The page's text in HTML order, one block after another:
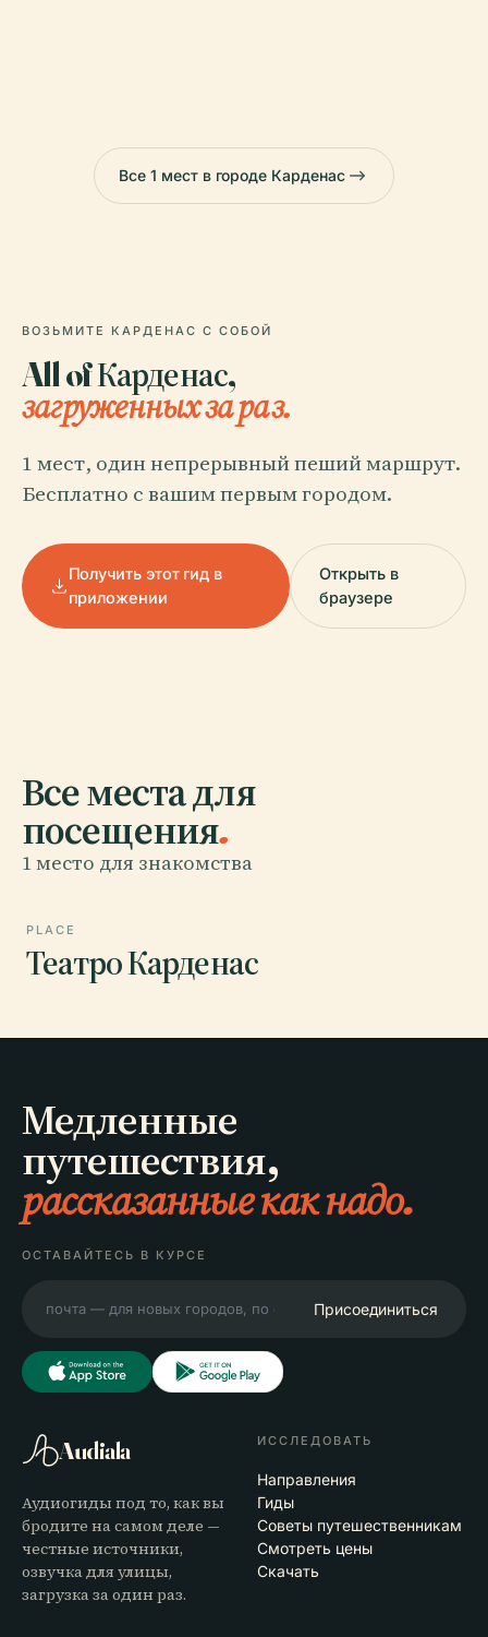
Все 1 мест в городе Карденас
ВОЗЬМИТЕ КАРДЕНАС С СОБОЙ
All of Карденас,
загруженных за раз.
1 мест, один непрерывный пеший маршрут.
Бесплатно с вашим первым городом.
Получить этот гид в
приложении
Открыть в
браузере
Все места для
посещения.
1 место для знакомства
PLACE
Театро Карденас
Медленные
путешествия,
рассказанные как надо.
ОСТАВАЙТЕСЬ В КУРСЕ
Присоединиться
Audiala
Аудиогиды под то, как вы
бродите на самом деле —
честные источники,
озвучка для улицы,
загрузка за один раз.
ИССЛЕДОВАТЬ
Направления
Гиды
Советы путешественникам
Смотреть цены
Скачать